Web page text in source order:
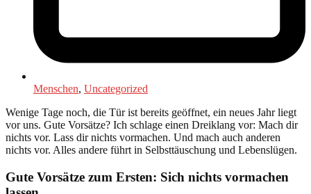
Menschen, Uncategorized
Wenige Tage noch, die Tür ist bereits geöffnet, ein neues Jahr liegt
vor uns. Gute Vorsätze? Ich schlage einen Dreiklang vor: Mach dir
nichts vor. Lass dir nichts vormachen. Und mach auch anderen
nichts vor. Alles andere führt in Selbsttäuschung und Lebenslügen.
Gute Vorsätze zum Ersten: Sich nichts vormachen